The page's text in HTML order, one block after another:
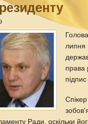
липня
права
Ради, оскільки